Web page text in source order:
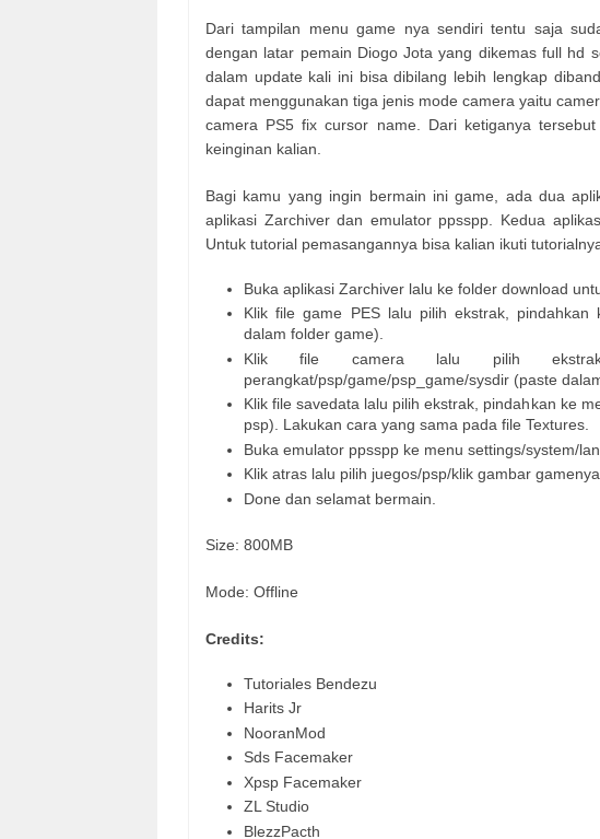
Dari tampilan menu game nya sendiri tentu saja
dengan latar pemain Diogo Jota yang dikemas full hd
dalam update kali ini bisa dibilang lebih lengkap
dapat menggunakan tiga jenis mode camera yaitu
camera PS5 fix cursor name. Dari ketiganya
keinginan kalian.
Bagi kamu yang ingin bermain ini game, ada dua
aplikasi Zarchiver dan emulator ppsspp. Kedua
Untuk tutorial pemasangannya bisa kalian ikuti
Buka aplikasi Zarchiver lalu ke folder download
Klik file game PES lalu pilih ekstrak, pindahkan
dalam folder game).
Klik file camera lalu pilih
perangkat/psp/game/psp_game/sysdir (paste
Klik file savedata lalu pilih ekstrak, pindahkan ke
psp). Lakukan cara yang sama pada file Textures.
Buka emulator ppsspp ke menu settings/system/
Klik atras lalu pilih juegos/psp/klik gambar
Done dan selamat bermain.
Size: 800MB
Mode: Offline
Credits:
Tutoriales Bendezu
Harits Jr
NooranMod
Sds Facemaker
Xpsp Facemaker
ZL Studio
BlezzPacth